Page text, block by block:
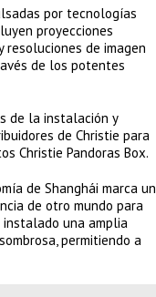
por tecnologías
proyecciones
resoluciones de imagen
de los potentes
de la instalación y
de Christie para
Christie Pandoras Box.
de Shanghái marca un
de otro mundo para
una amplia
permitiendo a